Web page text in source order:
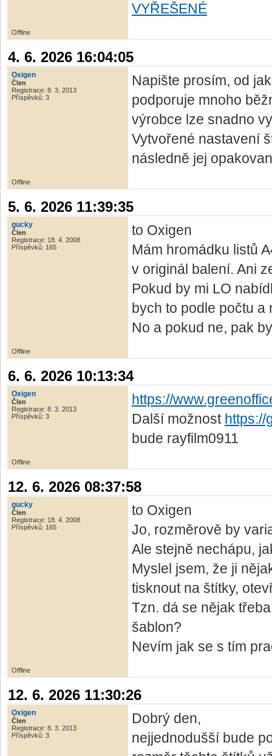
VYŘEŠENÉ
Offline
4. 6. 2026 16:04:05
Oxigen
Člen
Registrace: 8. 3. 2013
Příspěvků: 3
Napište prosím, od
podporuje mnoho
výrobce lze snadno
Vytvořené nastavení
následně jej
Offline
5. 6. 2026 11:39:35
gucky
Člen
Registrace: 18. 4. 2008
Příspěvků: 165
to Oxigen
Mám hromádku listů
v originál balení. Ani
Pokud by mi LO
bych to podle počtu
No a pokud ne, pak
Offline
6. 6. 2026 10:13:34
Oxigen
Člen
Registrace: 8. 3. 2013
Příspěvků: 3
https://
Další možnost https://
bude rayfilm0911
Offline
12. 6. 2026 08:37:58
gucky
Člen
Registrace: 18. 4. 2008
Příspěvků: 165
to Oxigen
Jo, rozměrově by
Ale stejně nechápu,
Myslel jsem, že ji
tisknout na štítky,
Tzn. dá se nějak
šablon?
Nevím jak se s tím
Offline
12. 6. 2026 11:30:26
Oxigen
Člen
Registrace: 8. 3. 2013
Příspěvků: 3
Dobrý den,
nejjednodušší bude